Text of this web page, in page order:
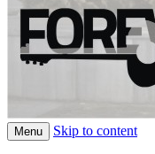
ForeverFolk
Muzica sufletului tau
Menu Skip to content